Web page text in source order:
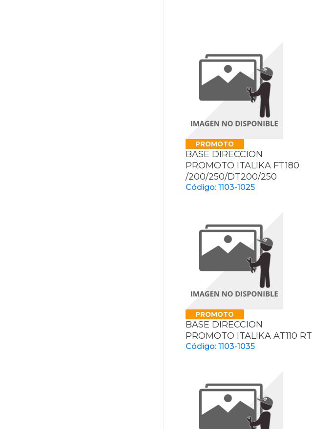
PROMOTO
BASE DIRECCION
PROMOTO ITALIKA FT180
/200/250/DT200/250
Código: 1103-1025
PROMOTO
BASE DIRECCION
PROMOTO ITALIKA AT110 RT
Código: 1103-1035